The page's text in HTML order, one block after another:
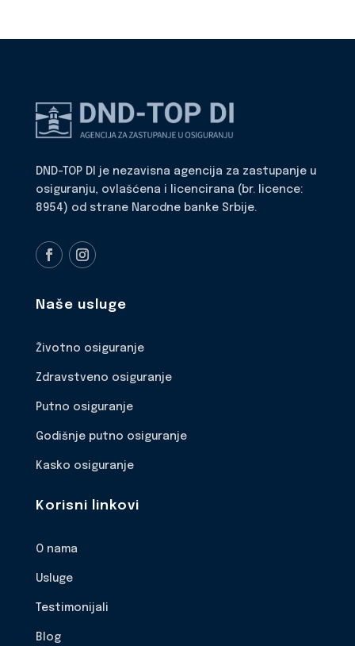
DND-TOP DI je nezavisna agencija za zastupanje u
osiguranju, ovlašćena i licencirana (br. licence:
8954) od strane Narodne banke Srbije.
Naše usluge
Životno osiguranje
Zdravstveno osiguranje
Putno osiguranje
Godišnje putno osiguranje
Kasko osiguranje
Korisni linkovi
O nama
Usluge
Testimonijali
Blog